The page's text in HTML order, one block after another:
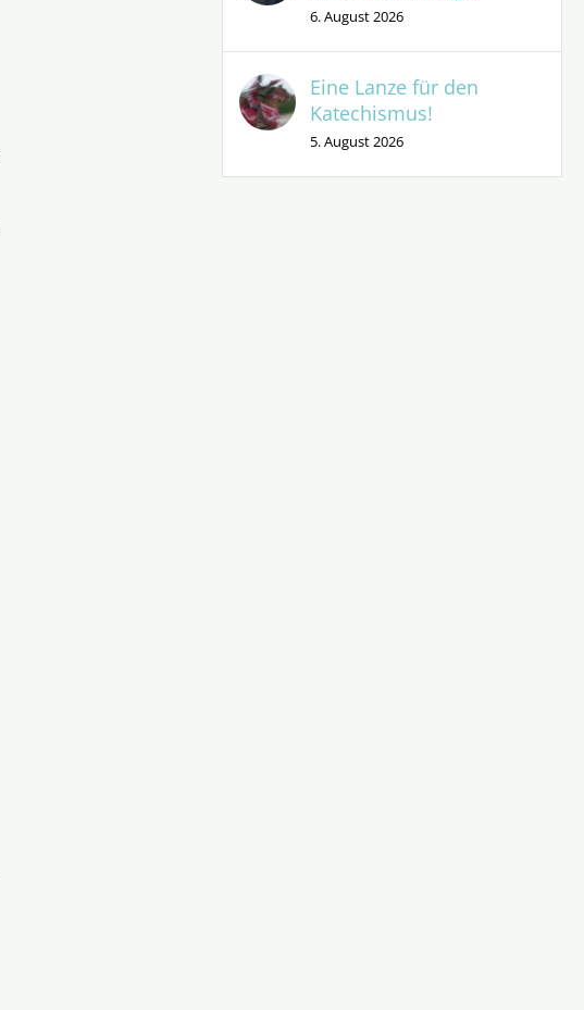
6. August 2026
Eine Lanze für den
Katechismus!
5. August 2026